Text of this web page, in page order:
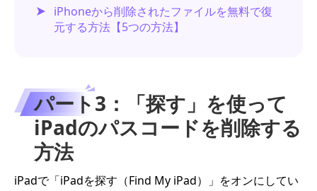
iPhoneから削除されたファイルを無料で復
元する方法【5つの方法】
パート3：「探す」を使って
iPadのパスコードを削除する
方法
iPadで「iPadを探す（Find My iPad）」をオンにしてい